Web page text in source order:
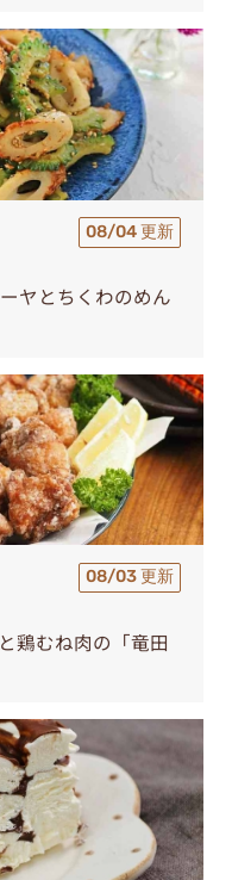
08/04 更新
ヤとちくわのめん
08/03 更新
鶏むね肉の「竜田